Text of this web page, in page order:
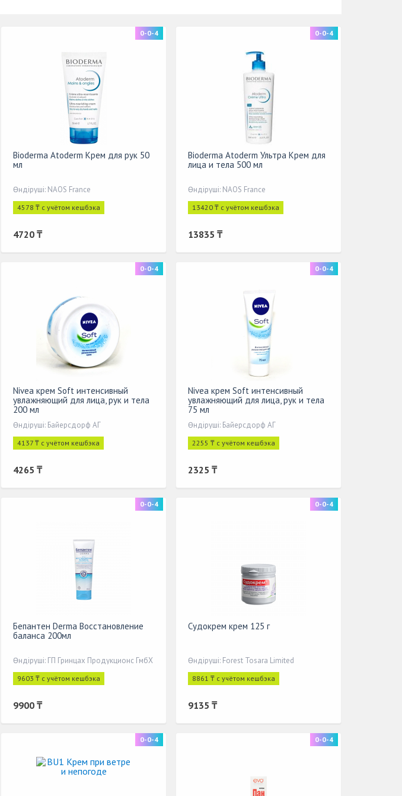
0-0-4
Bioderma Atoderm Крем для рук 50
мл
Өндіруші: NAOS France
4578 ₸ с учётом кешбэка
4720 ₸
0-0-4
Bioderma Atoderm Ультра Крем для
лица и тела 500 мл
Өндіруші: NAOS France
13420 ₸ с учётом кешбэка
13835 ₸
0-0-4
Nivea крем Soft интенсивный
увлажняющий для лица, рук и тела
200 мл
Өндіруші: Байерсдорф АГ
4137 ₸ с учётом кешбэка
4265 ₸
0-0-4
Nivea крем Soft интенсивный
увлажняющий для лица, рук и тела
75 мл
Өндіруші: Байерсдорф АГ
2255 ₸ с учётом кешбэка
2325 ₸
0-0-4
Бепантен Derma Восстановление
баланса 200мл
Өндіруші: ГП Гринцах Продукционс ГмбХ
9603 ₸ с учётом кешбэка
9900 ₸
0-0-4
Судокрем крем 125 г
Өндіруші: Forest Tosara Limited
8861 ₸ с учётом кешбэка
9135 ₸
0-0-4 0-0-4